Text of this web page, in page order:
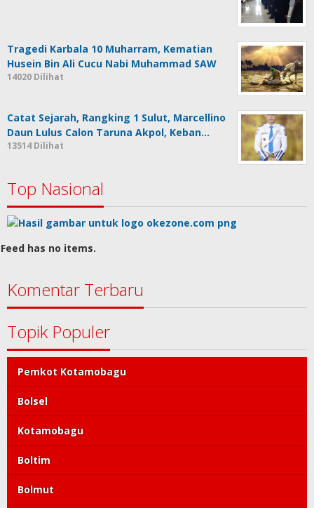
Tragedi Karbala 10 Muharram, Kematian
Husein Bin Ali Cucu Nabi Muhammad SAW
14020 Dilihat
Catat Sejarah, Rangking 1 Sulut, Marcellino
Daun Lulus Calon Taruna Akpol, Keban…
13514 Dilihat
Top Nasional
Feed has no items.
Komentar Terbaru
Topik Populer
Pemkot Kotamobagu
Bolsel
Kotamobagu
Boltim
Bolmut